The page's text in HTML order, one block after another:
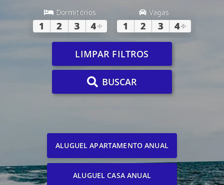
Dormitórios
1 2 3 4+
Vagas
1 2 3 4+
LIMPAR FILTROS
BUSCAR
ALUGUEL APARTAMENTO ANUAL
ALUGUEL CASA ANUAL